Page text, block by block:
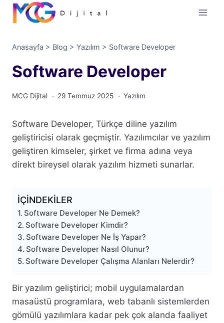
İçeriğe
geç
Anasayfa > Blog > Yazılım > Software Developer
Software Developer
MCG Dijital 29 Temmuz 2025 Yazılım
Software Developer, Türkçe diline yazılım
geliştiricisi olarak geçmiştir. Yazılımcılar ve yazılım
geliştiren kimseler, şirket ve firma adına veya
direkt bireysel olarak yazılım hizmeti sunarlar.
İÇİNDEKİLER
Software Developer Ne Demek?
Software Developer Kimdir?
Software Developer Ne İş Yapar?
Software Developer Nasıl Olunur?
Software Developer Çalışma Alanları Nelerdir?
Bir yazılım geliştirici; mobil uygulamalardan
masaüstü programlara, web tabanlı sistemlerden
gömülü yazılımlara kadar pek çok alanda faaliyet